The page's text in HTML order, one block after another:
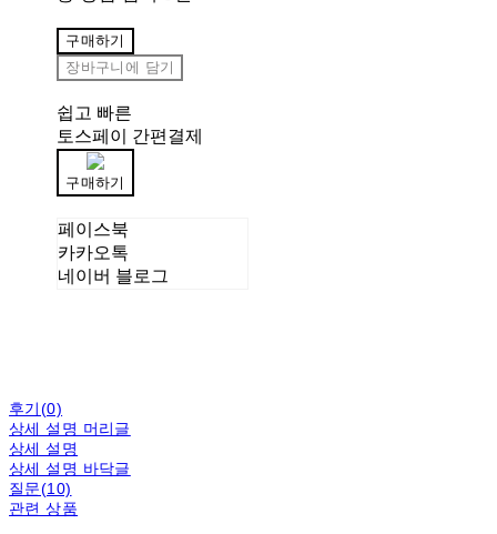
구매하기
장바구니에 담기
쉽고 빠른
토스페이 간편결제
구매하기
페이스북
카카오톡
네이버 블로그
후기(0)
상세 설명 머리글
상세 설명
상세 설명 바닥글
질문(10)
관련 상품